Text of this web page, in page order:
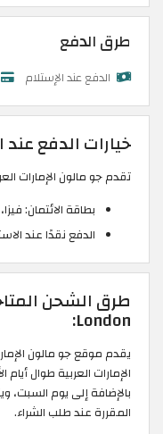
طرق الدفع
الدفع عند الإستلام
خيارات الدفع
تقدم جو مالون الإمارات
بطاقة الائتمان:
الدفع نقدًا عند
London:
يقدم موقع جو مالون
الإمارات العربية طوال
بالإضافة إلى يوم
المقررة عند طلب الشراء.